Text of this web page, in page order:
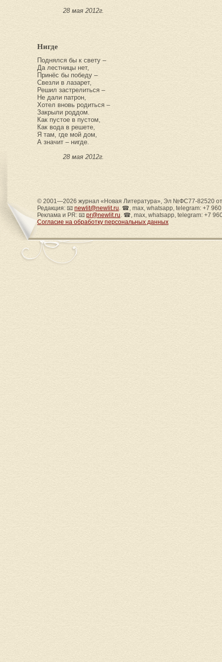
28 мая 2012г.
Нигде
Поднялся бы к свету –
Да лестницы нет,
Принёс бы победу –
Свезли в лазарет,
Решил застрелиться –
Не дали патрон,
Хотел вновь родиться –
Закрыли роддом.
Как пустое в пустом,
Как вода в решете,
Я там, где мой дом,
А значит – нигде.
28 мая 2012г.
© 2001—2026 журнал «Новая Литература», Эл №ФС77-82520
Редакция: 📧 newlit@newlit.ru. ☎, max, whatsapp, telegram: +7
Реклама и PR: 📧 pr@newlit.ru. ☎, max, whatsapp, telegram: +7
Согласие на обработку персональных данных